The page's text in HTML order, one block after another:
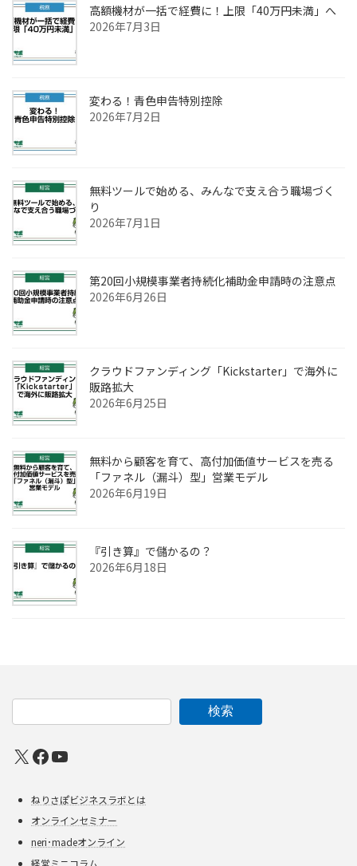
高額機材が一括で経費に！上限「40万円未満」へ
2026年7月3日
変わる！青色申告特別控除
2026年7月2日
無料ツールで始める、みんなで支え合う職場づく
り
2026年7月1日
第20回小規模事業者持続化補助金申請時の注意点
2026年6月26日
クラウドファンディング「Kickstarter」で海外に
販路拡大
2026年6月25日
無料から顧客を育て、高付加価値サービスを売る
「ファネル（漏斗）型」営業モデル
2026年6月19日
『引き算』で儲かるの？
2026年6月18日
検索
X Facebook
YouTube
ねりさぽビジネスラボとは
オンラインセミナー
neri･madeオンライン
経営ミニコラム